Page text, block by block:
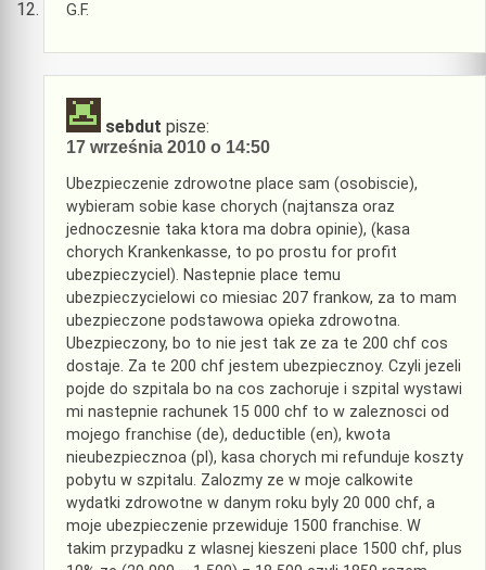
G.F.
sebdut pisze:
17 września 2010 o 14:50
Ubezpieczenie zdrowotne place sam (osobiscie),
wybieram sobie kase chorych (najtansza oraz
jednoczesnie taka ktora ma dobra opinie), (kasa
chorych Krankenkasse, to po prostu for profit
ubezpieczyciel). Nastepnie place temu
ubezpieczycielowi co miesiac 207 frankow, za to mam
ubezpieczone podstawowa opieka zdrowotna.
Ubezpieczony, bo to nie jest tak ze za te 200 chf cos
dostaje. Za te 200 chf jestem ubezpiecznoy. Czyli jezeli
pojde do szpitala bo na cos zachoruje i szpital wystawi
mi nastepnie rachunek 15 000 chf to w zaleznosci od
mojego franchise (de), deductible (en), kwota
nieubezpiecznoa (pl), kasa chorych mi refunduje koszty
pobytu w szpitalu. Zalozmy ze w moje calkowite
wydatki zdrowotne w danym roku byly 20 000 chf, a
moje ubezpieczenie przewiduje 1500 franchise. W
takim przypadku z wlasnej kieszeni place 1500 chf, plus